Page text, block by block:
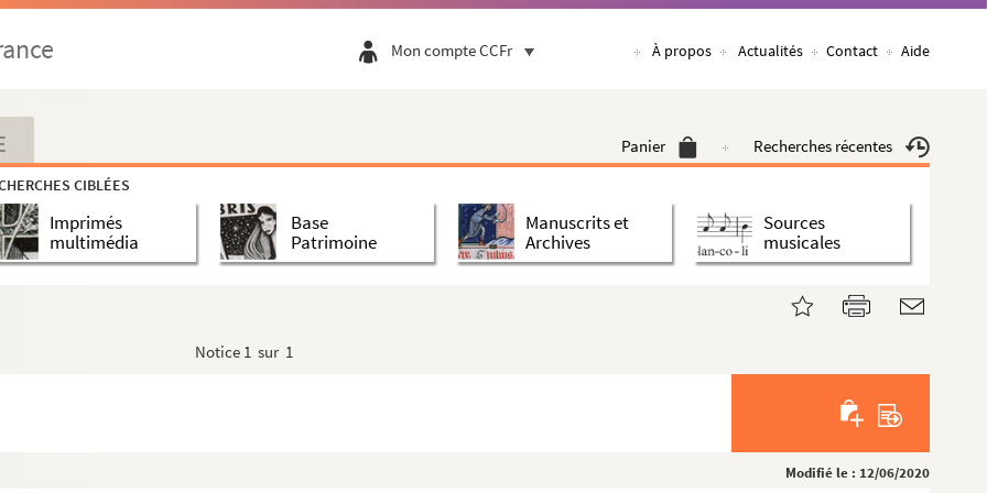
Mon compte CCFr À propos Actualités Contact Aide
Panier Recherches récentes
CIBLÉES
Imprimés
multimédia
Base
Patrimoine
Manuscrits et
Archives
Sources
musicales
Notice 1 sur 1
Modifié le : 12/06/2020